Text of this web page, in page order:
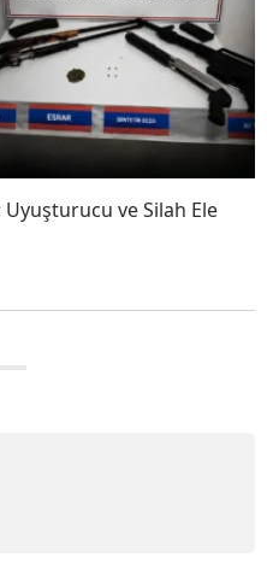
ve Silah Ele